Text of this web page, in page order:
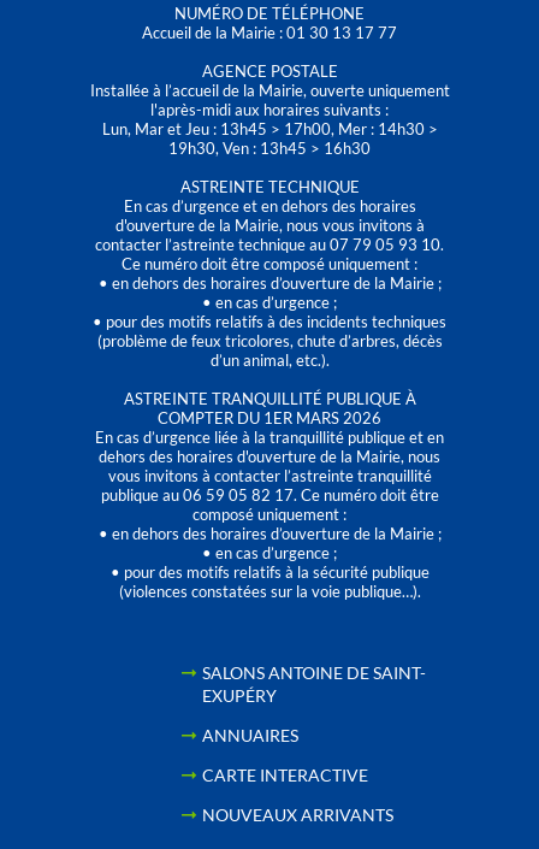
NUMÉRO DE TÉLÉPHONE
Accueil de la Mairie : 01 30 13 17 77
AGENCE POSTALE
Installée à l’accueil de la Mairie, ouverte uniquement
l'après-midi aux horaires suivants :
Lun, Mar et Jeu : 13h45 > 17h00, Mer : 14h30 >
19h30, Ven : 13h45 > 16h30
ASTREINTE TECHNIQUE
En cas d’urgence et en dehors des horaires
d'ouverture de la Mairie, nous vous invitons à
contacter l’astreinte technique au 07 79 05 93 10.
Ce numéro doit être composé uniquement :
• en dehors des horaires d’ouverture de la Mairie ;
• en cas d’urgence ;
• pour des motifs relatifs à des incidents techniques
(problème de feux tricolores, chute d’arbres, décès
d’un animal, etc.).
ASTREINTE TRANQUILLITÉ PUBLIQUE À
COMPTER DU 1ER MARS 2026
En cas d’urgence liée à la tranquillité publique et en
dehors des horaires d'ouverture de la Mairie, nous
vous invitons à contacter l’astreinte tranquillité
publique au 06 59 05 82 17. Ce numéro doit être
composé uniquement :
• en dehors des horaires d’ouverture de la Mairie ;
• en cas d’urgence ;
• pour des motifs relatifs à la sécurité publique
(violences constatées sur la voie publique…).
SALONS ANTOINE DE SAINT-
EXUPÉRY
ANNUAIRES
CARTE INTERACTIVE
NOUVEAUX ARRIVANTS